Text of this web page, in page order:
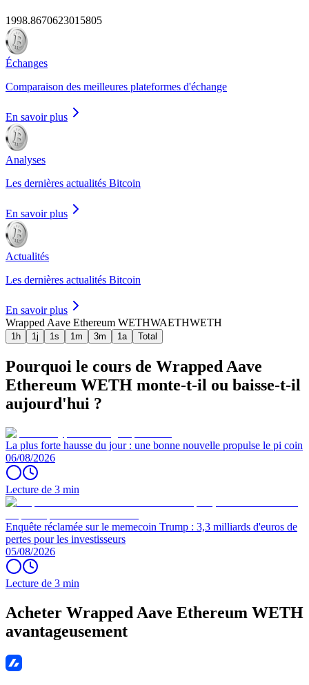
1998.8670623015805
Échanges
Comparaison des meilleures plateformes d'échange
En savoir plus
Analyses
Les dernières actualités Bitcoin
En savoir plus
Actualités
Les dernières actualités Bitcoin
En savoir plus
Wrapped Aave Ethereum WETHWAETHWETH
1h 1j 1s 1m 3m 1a Total
Pourquoi le cours de Wrapped Aave
Ethereum WETH monte-t-il ou baisse-t-il
aujourd'hui ?
La plus forte hausse du jour : une bonne nouvelle propulse le pi coin
06/08/2026
Lecture de 3 min
Enquête réclamée sur le memecoin Trump : 3,3 milliards d'euros de
pertes pour les investisseurs
05/08/2026
Lecture de 3 min
Acheter Wrapped Aave Ethereum WETH
avantageusement